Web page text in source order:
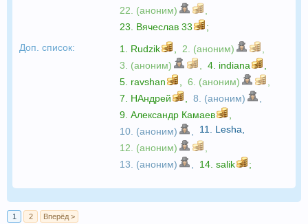
22. (аноним)
23. Вячеслав 33
;
Доп. список:
1. Rudzik 2. (аноним)
3. (аноним)
4. indiana
5. ravshan 6. (аноним)
7. НАндрей 8. (аноним)
9. Александр Камаев
10. (аноним)
11. Lesha
12. (аноним)
13. (аноним)
14. salik ;
1 2 Вперёд >